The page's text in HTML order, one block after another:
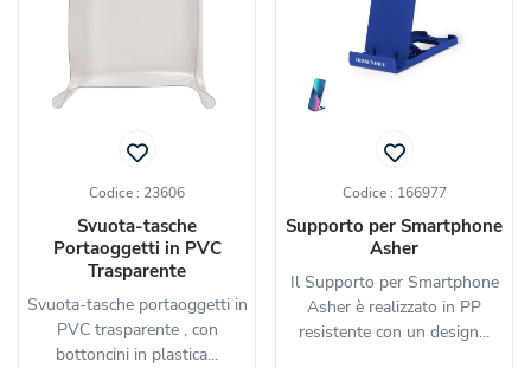
Codice : 23606
Svuota-tasche
Portaoggetti in PVC
Trasparente
Svuota-tasche portaoggetti in
PVC trasparente , con
bottoncini in plastica...
Codice : 166977
Supporto per Smartphone
Asher
Il Supporto per Smartphone
Asher è realizzato in PP
resistente con un design...